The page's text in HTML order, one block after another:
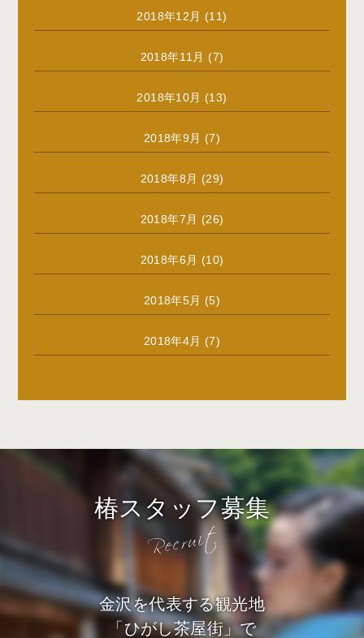
2018年12月 (11)
2018年11月 (7)
2018年10月 (13)
2018年9月 (7)
2018年8月 (29)
2018年7月 (26)
2018年6月 (10)
2018年5月 (5)
2018年4月 (7)
椿スタッフ募集
金沢を代表する観光地
「ひがし茶屋街」で